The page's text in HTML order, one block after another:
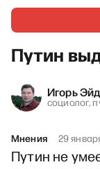
Путин
Игорь
социолог,
Мнения 29
Путин не